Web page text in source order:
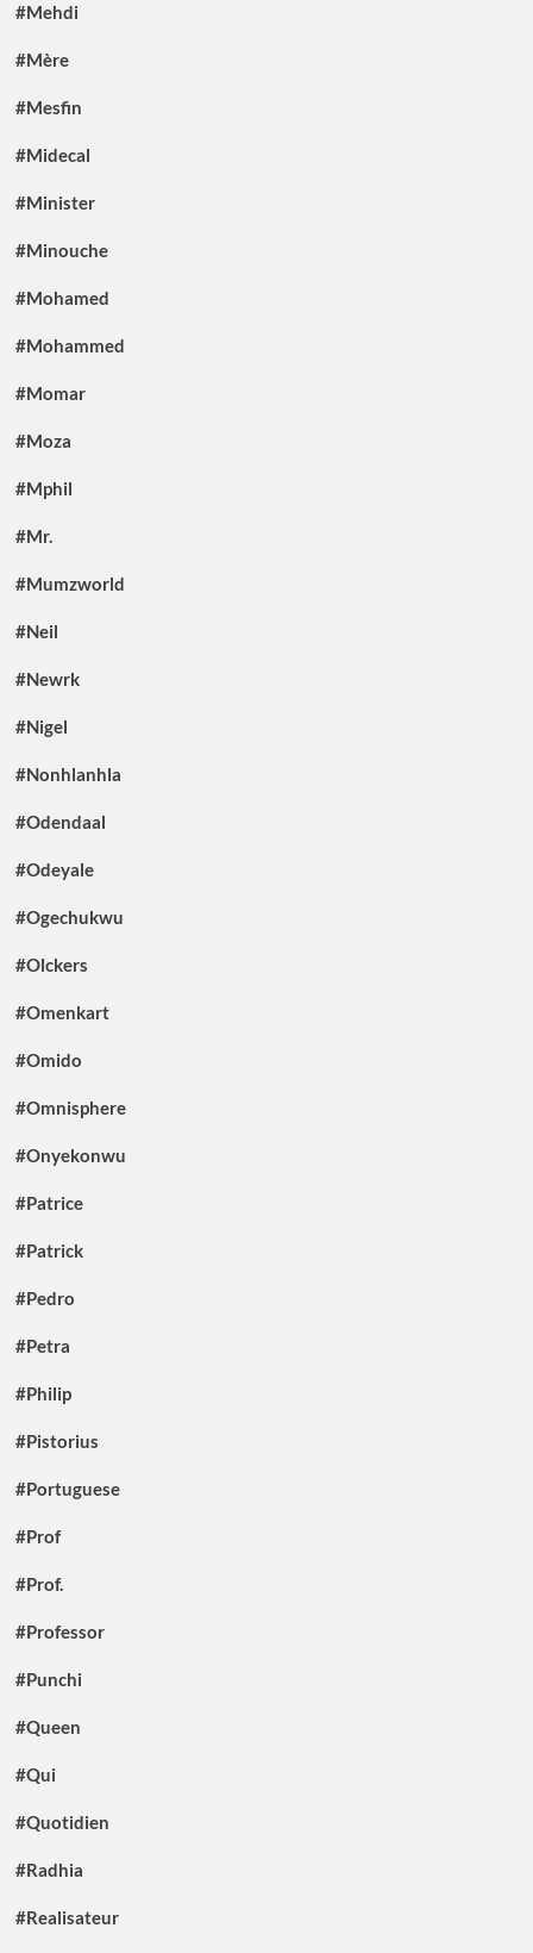
#Mehdi
#Mère
#Mesfin
#Midecal
#Minister
#Minouche
#Mohamed
#Mohammed
#Momar
#Moza
#Mphil
#Mr.
#Mumzworld
#Neil
#Newrk
#Nigel
#Nonhlanhla
#Odendaal
#Odeyale
#Ogechukwu
#Olckers
#Omenkart
#Omido
#Omnisphere
#Onyekonwu
#Patrice
#Patrick
#Pedro
#Petra
#Philip
#Pistorius
#Portuguese
#Prof
#Prof.
#Professor
#Punchi
#Queen
#Qui
#Quotidien
#Radhia
#Realisateur